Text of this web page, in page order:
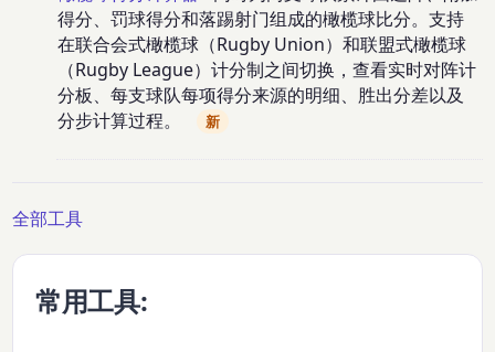
得分、罚球得分和落踢射门组成的橄榄球比分。支持
在联合会式橄榄球（Rugby Union）和联盟式橄榄球
（Rugby League）计分制之间切换，查看实时对阵计
分板、每支球队每项得分来源的明细、胜出分差以及
分步计算过程。
新
全部工具
常用工具: